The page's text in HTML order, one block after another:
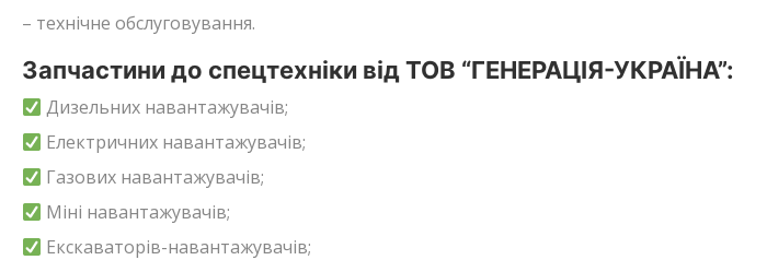
– технічне обслуговування.
Запчастини до спецтехніки від ТОВ “ГЕНЕРАЦІЯ-УКРАЇНА”:
Дизельних навантажувачів;
Електричних навантажувачів;
Газових навантажувачів;
Міні навантажувачів;
Екскаваторів-навантажувачів;